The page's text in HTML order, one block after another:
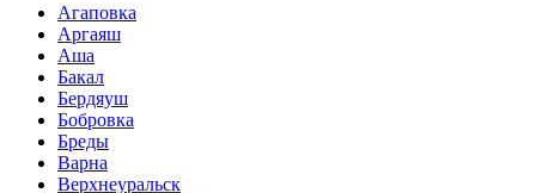
Агаповка
Аргаяш
Аша
Бакал
Бердяуш
Бобровка
Бреды
Варна
Верхнеуральск